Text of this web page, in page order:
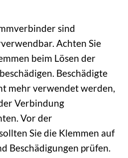
sind
Achten Sie
beim Lösen der
Beschädigte
mehr verwendet werden,
Verbindung
Vor der
Sie die Klemmen auf
Beschädigungen prüfen.